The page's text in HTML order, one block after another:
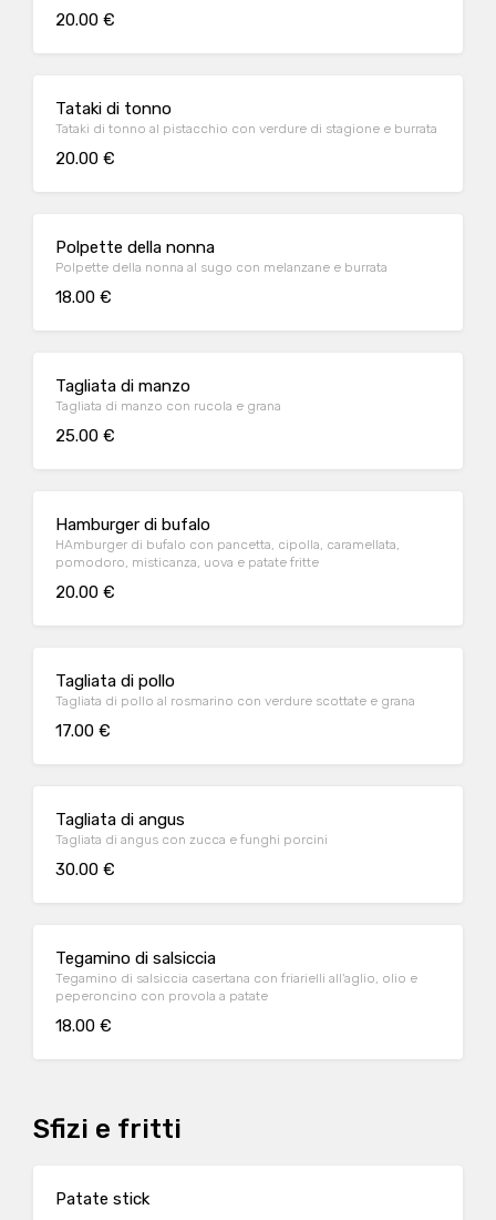
20.00 €
Tataki di tonno
Tataki di tonno al pistacchio con verdure di stagione e burrata
20.00 €
Polpette della nonna
Polpette della nonna al sugo con melanzane e burrata
18.00 €
Tagliata di manzo
Tagliata di manzo con rucola e grana
25.00 €
Hamburger di bufalo
HAmburger di bufalo con pancetta, cipolla, caramellata,
pomodoro, misticanza, uova e patate fritte
20.00 €
Tagliata di pollo
Tagliata di pollo al rosmarino con verdure scottate e grana
17.00 €
Tagliata di angus
Tagliata di angus con zucca e funghi porcini
30.00 €
Tegamino di salsiccia
Tegamino di salsiccia casertana con friarielli all'aglio, olio e
peperoncino con provola a patate
18.00 €
Sfizi e fritti
Patate stick